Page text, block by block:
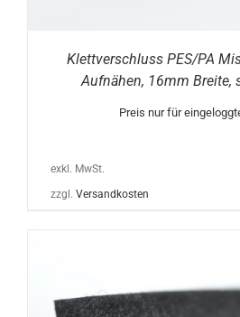
Klettverschluss PES/PA
Aufnähen, 16mm Breite,
Preis nur für
exkl. MwSt.
zzgl. Versandkosten